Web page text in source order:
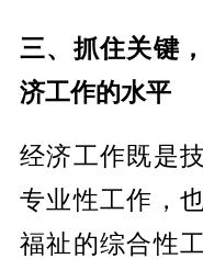
三、抓住关键
济工作的水平
经济工作既是
专业性工作，
福祉的综合性